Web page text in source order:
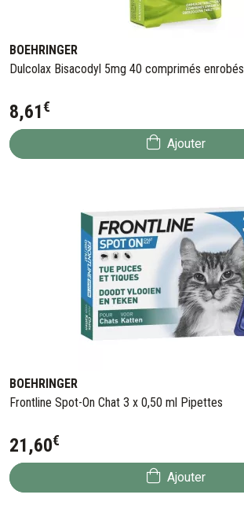
BOEHRINGER
Dulcolax Bisacodyl 5mg 40 comprimés enrobés
8,61€
Ajouter
BOEHRINGER
Frontline Spot-On Chat 3 x 0,50 ml Pipettes
21,60€
Ajouter